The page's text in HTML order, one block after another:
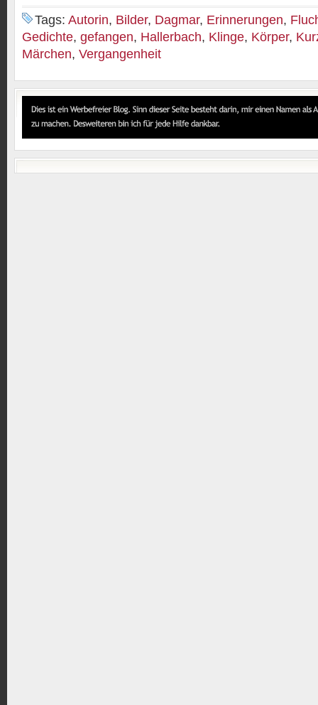
Tags: Autorin, Bilder, Dagmar, Erinnerungen,
Gedichte, gefangen, Hallerbach, Klinge, Körper,
Märchen, Vergangenheit